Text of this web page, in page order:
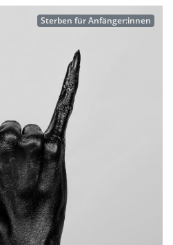
Sterben für Anfänger:innen